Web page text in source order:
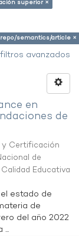
superior ×
semantics/article ×
avanzados
en
de
y Certificación
de
Educativa
estado de
de
del año 2022